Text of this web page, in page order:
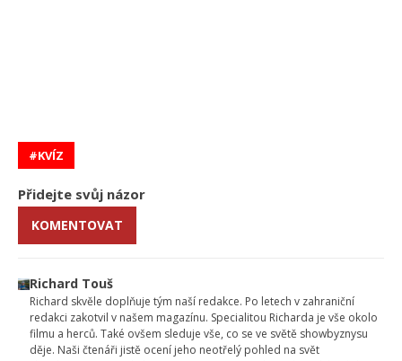
KVÍZ
Přidejte svůj názor
KOMENTOVAT
Richard Touš
Richard skvěle doplňuje tým naší redakce. Po letech v zahraniční
redakci zakotvil v našem magazínu. Specialitou Richarda je vše okolo
filmu a herců. Také ovšem sleduje vše, co se ve světě showbyznysu
děje. Naši čtenáři jistě ocení jeho neotřelý pohled na svět